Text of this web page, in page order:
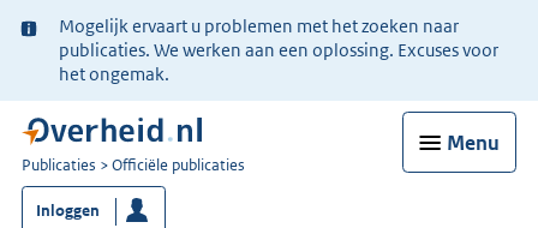
Ter
informatie:
Mogelijk ervaart u problemen met het zoeken naar
publicaties. We werken aan een oplossing. Excuses voor
het ongemak.
Menu
U
bent
nu
Publicaties Officiële publicaties
Inloggen